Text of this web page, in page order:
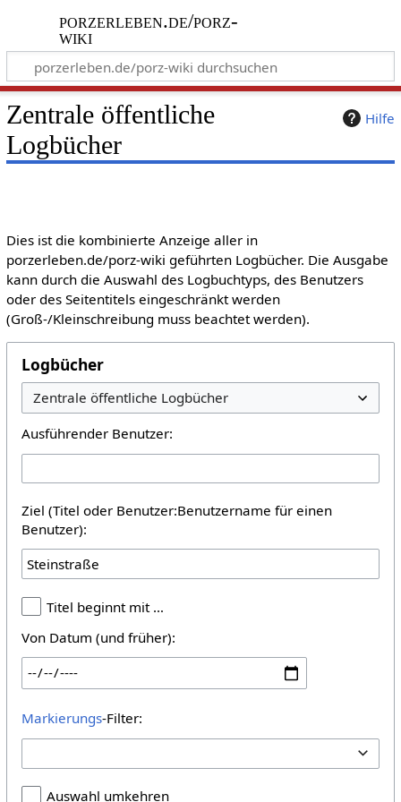
porzerleben.de/porz-
wiki
Hilfe
Zentrale öffentliche
Logbücher
Dies ist die kombinierte Anzeige aller in
porzerleben.de/porz-wiki geführten Logbücher. Die Ausgabe
kann durch die Auswahl des Logbuchtyps, des Benutzers
oder des Seitentitels eingeschränkt werden
(Groß-/Kleinschreibung muss beachtet werden).
Logbücher
Ausführender Benutzer:
Ziel (Titel oder Benutzer:Benutzername für einen
Benutzer):
Titel beginnt mit …
Von Datum (und früher):
Markierungs-Filter:
Auswahl umkehren